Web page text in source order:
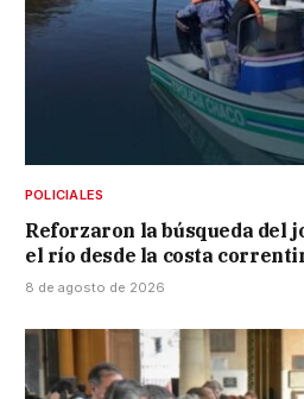
POLICIALES
Reforzaron la búsqueda del
el río desde la costa
8 de agosto de 2026